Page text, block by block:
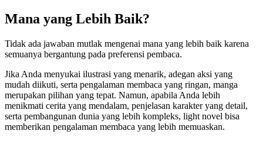
Mana yang Lebih Baik?
Tidak ada jawaban mutlak mengenai mana yang lebih baik karena
semuanya bergantung pada preferensi pembaca.
Jika Anda menyukai ilustrasi yang menarik, adegan aksi yang
mudah diikuti, serta pengalaman membaca yang ringan, manga
merupakan pilihan yang tepat. Namun, apabila Anda lebih
menikmati cerita yang mendalam, penjelasan karakter yang detail,
serta pembangunan dunia yang lebih kompleks, light novel bisa
memberikan pengalaman membaca yang lebih memuaskan.